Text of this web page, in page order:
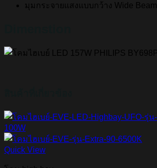
มุมกระจายแสงแบบกว้าง Wide Beam
Quick View